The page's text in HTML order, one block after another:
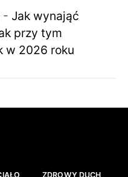
- Jak wynająć
przy tym
w 2026 roku
ZDROWY DUCH